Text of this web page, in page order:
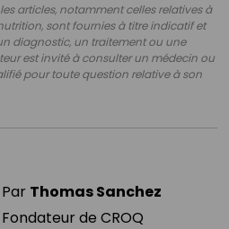
articles, notamment celles relatives à
sont fournies à titre indicatif et
diagnostic, un traitement ou une
est invité à consulter un médecin ou
pour toute question relative à son
Par Thomas Sanchez
Fondateur de CROQ